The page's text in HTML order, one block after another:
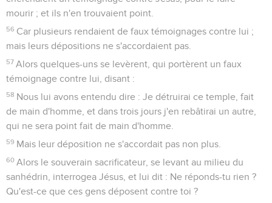
Jésus est cloué sur la croix
21 Et un certain homme de Cyrène, nommé Simon, père
d'Alexandre et de Rufus, passant par là en revenant des
champs, ils le contraignirent de porter la croix de Jésus.
22 Et ils le conduisirent au lieu appelé Golgotha, c'est-à-dire,
la place du Crâne.
23 Et ils lui présentèrent à boire du vin mêlé avec de la
myrrhe ; mais il n'en but point.
24
Et après l'avoir crucifié, ils partagèrent ses habits, jetant le
sort à qui en emporterait une part.
25 Il était la troisième heure quand ils le crucifièrent.
Contenus Versions Commentaires Strong